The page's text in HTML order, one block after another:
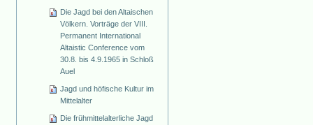
Die Jagd bei den Altaischen
Völkern. Vorträge der VIII.
Permanent International
Altaistic Conference vom
30.8. bis 4.9.1965 in Schloß
Auel
Jagd und höfische Kultur im
Mittelalter
Die frühmittelalterliche Jagd